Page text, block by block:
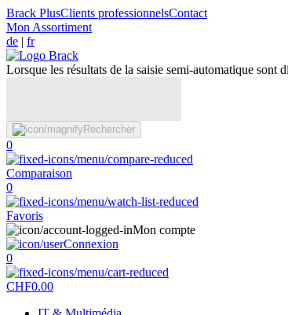
Brack PlusClients professionnelsContact
Mon Assortiment
de | fr
Lorsque les résultats de la saisie semi-automatique
Rechercher
0
Comparaison
0
Favoris
Mon compte
Connexion
0
CHF0.00